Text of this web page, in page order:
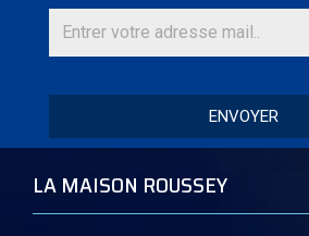
ENVOYER
LA MAISON ROUSSEY